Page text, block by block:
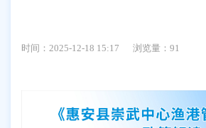
时间：2025-12-18 15:17 浏览量：91